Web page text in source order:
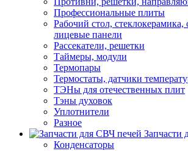
Профессиональные плиты
Рабочий стол, стеклокерамика,
лицевые панели
Рассекатели, решетки
Таймеры, модули
Термопары
Термостаты, датчики
ТЭНы для отечественных плит
Тэны духовок
Уплотнители
Разное
Запчасти
Конденсаторы